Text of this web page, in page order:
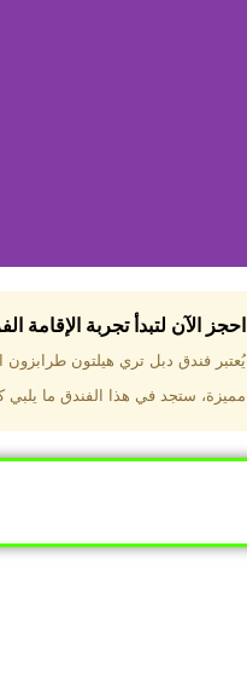
احجز الآن لتبدأ تجربة
يُعتبر فندق دبل تري هيلتون
مميزة، ستجد في هذا الفندق ما يلبي